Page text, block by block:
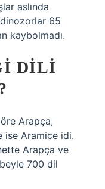
aslında
65
kaybolmadı.
DILI
Arapça,
ise Aramice idi.
Arapça ve
700 dil